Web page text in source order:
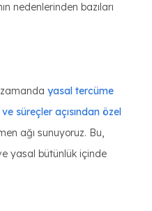
nedenlerinden bazıları
yasal tercüme
süreçler açısından özel
ağı sunuyoruz. Bu,
yasal bütünlük içinde